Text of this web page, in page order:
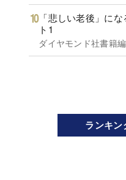
「悲しい老後」に
ト1
ダイヤモンド社書籍
ランキン